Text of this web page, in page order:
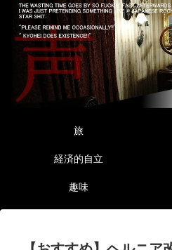
旅
経済的自立
趣味